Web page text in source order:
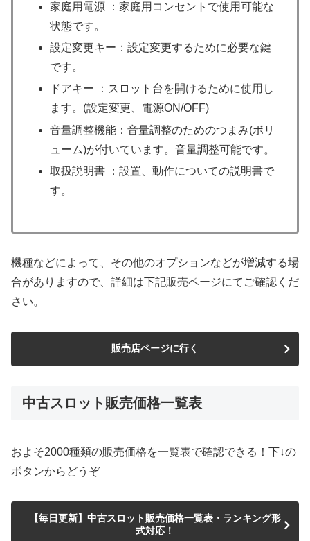
家庭用電源 ：家庭用コンセントで使用可能な
状態です。
設定変更キー：設定変更するために必要な鍵
です。
ドアキー ：スロット台を開けるために使用し
ます。(設定変更、電源ON/OFF)
音量調整機能：音量調整のためのつまみ(ボリ
ューム)が付いています。音量調整可能です。
取扱説明書 ：設置、動作についての説明書で
す。
機種などによって、その他のオプションなどが増減する場
合がありますので、詳細は下記販売ページにてご確認くだ
さい。
販売店ページに行く
中古スロット販売価格一覧表
およそ2000種類の販売価格を一覧表で確認できる！下↓の
ボタンからどうぞ
【毎日更新】中古スロット販売価格一覧表・ランキング形
式対応！